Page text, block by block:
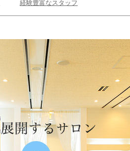
経験豊富なスタッフ